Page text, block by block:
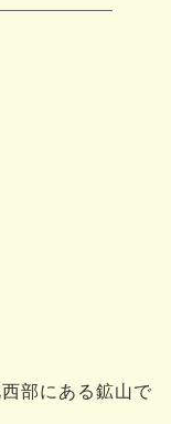
部にある鉱山で